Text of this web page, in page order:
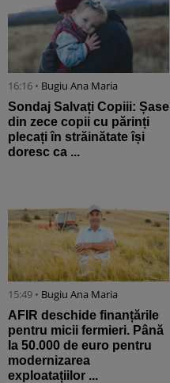
16:16 • Bugiu ⁠Ana Maria
Sondaj Salvați Copiii: Șase
din zece copii cu părinți
plecați în străinătate își
doresc ca ...
15:49 • Bugiu ⁠Ana Maria
AFIR deschide finanțările
pentru micii fermieri. Până
la 50.000 de euro pentru
modernizarea
exploatațiilor ...